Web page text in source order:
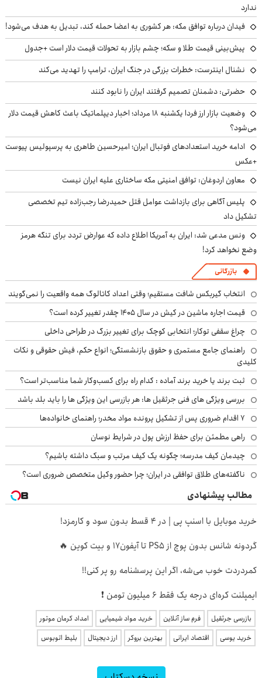
ندارد
فیدان درباره توافق مکه: هر کشوری به اعضا حمله کند، تبدیل به هدف می‌شود!
پیش‌بینی قیمت طلا و سکه؛ چشم بازار به تحولات قیمت دلار است +جدول
نشنال اینترست: خطرات بزرگی در جنگ ایران، ترامپ را تهدید می‌کند
حضرتی: دشمنان تصمیم گرفتند ایران را نابود کنند
وضعیت بازار ارز فردا یکشنبه ۱۸ مرداد؛ اخبار دیپلماتیک باعث کاهش قیمت دلار
می‌شود؟
ادامه خرید استعدادهای فوتبال ایران؛ امیرحسین طاهری به پرسپولیس پیوست
+عکس
معاون اردوغان: توافق امنیتی مکه ساختاری علیه ایران نیست
پلیس آگاهی برای بازداشت عوامل قتل حمیدرضا رجب‌زاده تیم تخصصی
تشکیل داد
ونس مدعی شد: ایران به آمریکا اطلاع داده که عوارض تردد برای تنگه هرمز
وضع نخواهد کرد!
بازرگانی
انتخاب گیربکس شافت مستقیم؛ وقتی اعداد کاتالوگ همه واقعیت را نمی‌گویند
قیمت اجاره ماشین در کیش در سال ۱۴۰۵ چقدر تغییر کرده است؟
چراغ سقفی توکار؛ انتخابی کوچک برای تغییر بزرگ در طراحی داخلی
راهنمای جامع مستمری و حقوق بازنشستگی؛ انواع حکم، فیش حقوقی و نکات
کلیدی
ثبت برند یا خرید برند آماده : کدام راه برای کسب‌وکار شما مناسب‌تر است؟
بررسی ویژگی های فنی جرثقیل ها: هر بازرسی این ویژگی ها را باید بلد باشد
۷ اقدام ضروری پس از تشکیل پرونده مواد مخدر؛ راهنمای خانواده‌ها
راهی مطمئن برای حفظ ارزش پول در شرایط نوسان
چیدمان کیف مدرسه؛ چگونه یک کیف مرتب و سبک داشته باشیم؟
ناگفته‌های طلاق توافقی در ایران؛ چرا حضور وکیل متخصص ضروری است؟
مطالب پیشنهادی
خرید موبایل با اسنپ پی | در ۴ قسط بدون سود و کارمزد!
گردونه شانس بدون پوچ از PS5 تا آیفون17 و بیت کوین 🔥
کمردردت خوب می‌شه، اگر این پرسشنامه رو پر کنی!!
ایمپلنت کره‌ای درجه یک فقط 6 میلیون تومن ❗
بازرسی جرثقیل فرم ساز آنلاین خرید مواد شیمیایی
امداد کرمان موتور
خرید یوسی
اقتصاد ایرانی بهترین بروکر ارز دیجیتال بلیط اتوبوس